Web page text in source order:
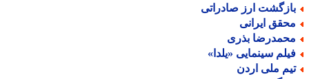
ارز صادراتی
ایرانی
بذری
سینمایی «یلدا»
ملی اردن